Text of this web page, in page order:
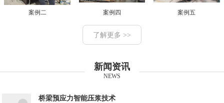
案例二 案例四 案例五
了解更多 >>
新闻资讯
NEWS
桥梁预应力智能压浆技术